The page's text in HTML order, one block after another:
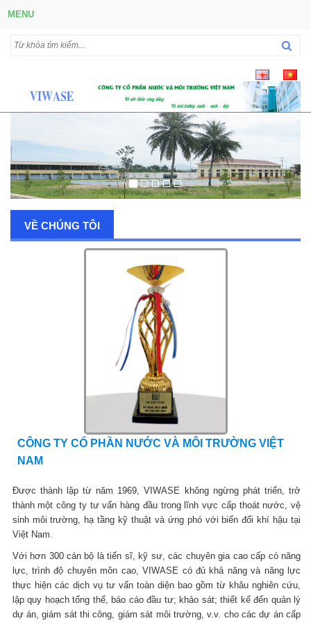
MENU
VỀ CHÚNG TÔI
CÔNG TY CỔ PHẦN NƯỚC VÀ MÔI TRƯỜNG VIỆT
NAM
Được thành lập từ năm 1969, VIWASE không ngừng phát triển, trở
thành một công ty tư vấn hàng đầu trong lĩnh vực cấp thoát nước, vệ
sinh môi trường, hạ tầng kỹ thuật và ứng phó với biến đổi khí hậu tại
Việt Nam.
Với hơn 300 cán bộ là tiến sĩ, kỹ sư, các chuyên gia cao cấp có năng
lực, trình độ chuyên môn cao, VIWASE có đủ khả năng và năng lực
thực hiện các dịch vụ tư vấn toàn diện bao gồm từ khâu nghiên cứu,
lập quy hoạch tổng thể, báo cáo đầu tư; khảo sát; thiết kế đến quản lý
dự án, giám sát thi công, giám sát môi trường, v.v. cho các dự án cấp